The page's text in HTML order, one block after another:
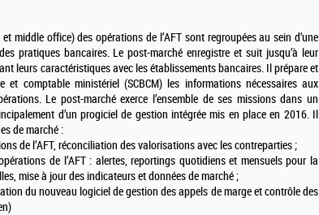
middle office) des opérations de l’AFT sont regroupées au sein d’une
pratiques bancaires. Le post-marché enregistre et suit jusqu’à leur
leurs caractéristiques avec les établissements bancaires. Il prépare et
comptable ministériel (SCBCM) les informations nécessaires aux
Le post-marché exerce l’ensemble de ses missions dans un
d’un progiciel de gestion intégrée mis en place en 2016. Il
de marché :
de l’AFT, réconciliation des valorisations avec les contreparties ;
de l’AFT : alertes, reportings quotidiens et mensuels pour la
mise à jour des indicateurs et données de marché ;
du nouveau logiciel de gestion des appels de marge et contrôle des